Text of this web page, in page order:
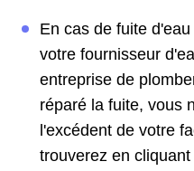
En cas de fuite
votre fournisseur
entreprise de
réparé la fuite, vous
l'excédent de votre
trouverez en cliquant